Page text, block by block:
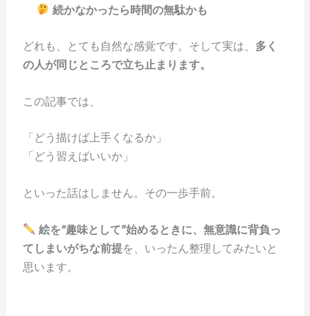
続かなかったら時間の無駄かも
どれも、とても自然な感覚です。そして実は、 多く
の人が同じところで立ち止まります。
この記事では、
「どう描けば上手くなるか」
「どう習えばいいか」
といった話はしません。その一歩手前。
絵を“趣味として”始めるときに、無意識に背負っ
てしまいがちな前提を、いったん整理してみたいと
思います。